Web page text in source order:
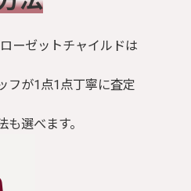
ーゼットチャイルドは
フが1点1点丁寧に査定
選べます。